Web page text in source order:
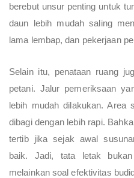
berebut unsur penting untuk
daun lebih mudah saling
lama lembap, dan pekerjaan
Selain itu, penataan ruang
petani. Jalur pemeriksaan
lebih mudah dilakukan. Area
dibagi dengan lebih rapi.
tertib jika sejak awal
baik. Jadi, tata letak
melainkan soal efektivitas